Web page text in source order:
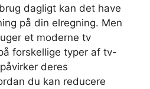
dagligt kan det have
på din elregning. Men
et moderne tv
forskellige typer af tv-
deres
du kan reducere